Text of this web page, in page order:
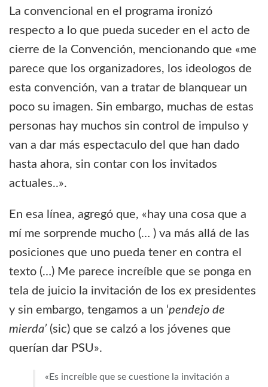
La convencional en el programa ironizó
respecto a lo que pueda suceder en el acto de
cierre de la Convención, mencionando que «me
parece que los organizadores, los ideologos de
esta convención, van a tratar de blanquear un
poco su imagen. Sin embargo, muchas de estas
personas hay muchos sin control de impulso y
van a dar más espectaculo del que han dado
hasta ahora, sin contar con los invitados
actuales..».
En esa línea, agregó que, «hay una cosa que a
mí me sorprende mucho (… ) va más allá de las
posiciones que uno pueda tener en contra el
texto (…) Me parece increíble que se ponga en
tela de juicio la invitación de los ex presidentes
y sin embargo, tengamos a un ‘pendejo de
mierda’ (sic) que se calzó a los jóvenes que
querían dar PSU».
«Es increíble que se cuestione la invitación a